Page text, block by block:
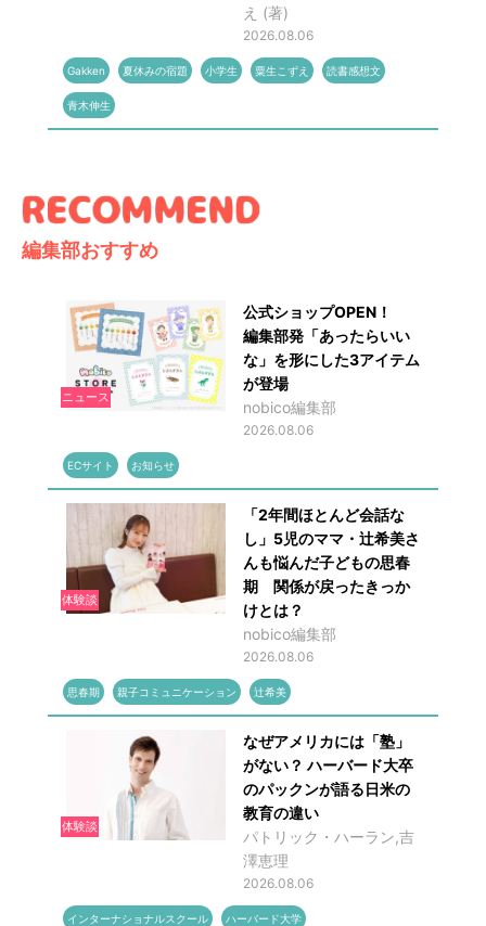
え (著)
2026.08.06
Gakken 夏休みの宿題 小学生 粟生こずえ 読書感想文
青木伸生
編集部おすすめ
ニュース
公式ショップOPEN！
編集部発「あったらいい
な」を形にした3アイテム
が登場
nobico編集部
2026.08.06
ECサイト お知らせ
体験談
「2年間ほとんど会話な
し」5児のママ・辻希美さ
んも悩んだ子どもの思春
期 関係が戻ったきっか
けとは？
nobico編集部
2026.08.06
思春期 親子コミュニケーション 辻希美
体験談
なぜアメリカには「塾」
がない？ ハーバード大卒
のパックンが語る日米の
教育の違い
パトリック・ハーラン,吉
澤恵理
2026.08.06
インターナショナルスクール ハーバード大学